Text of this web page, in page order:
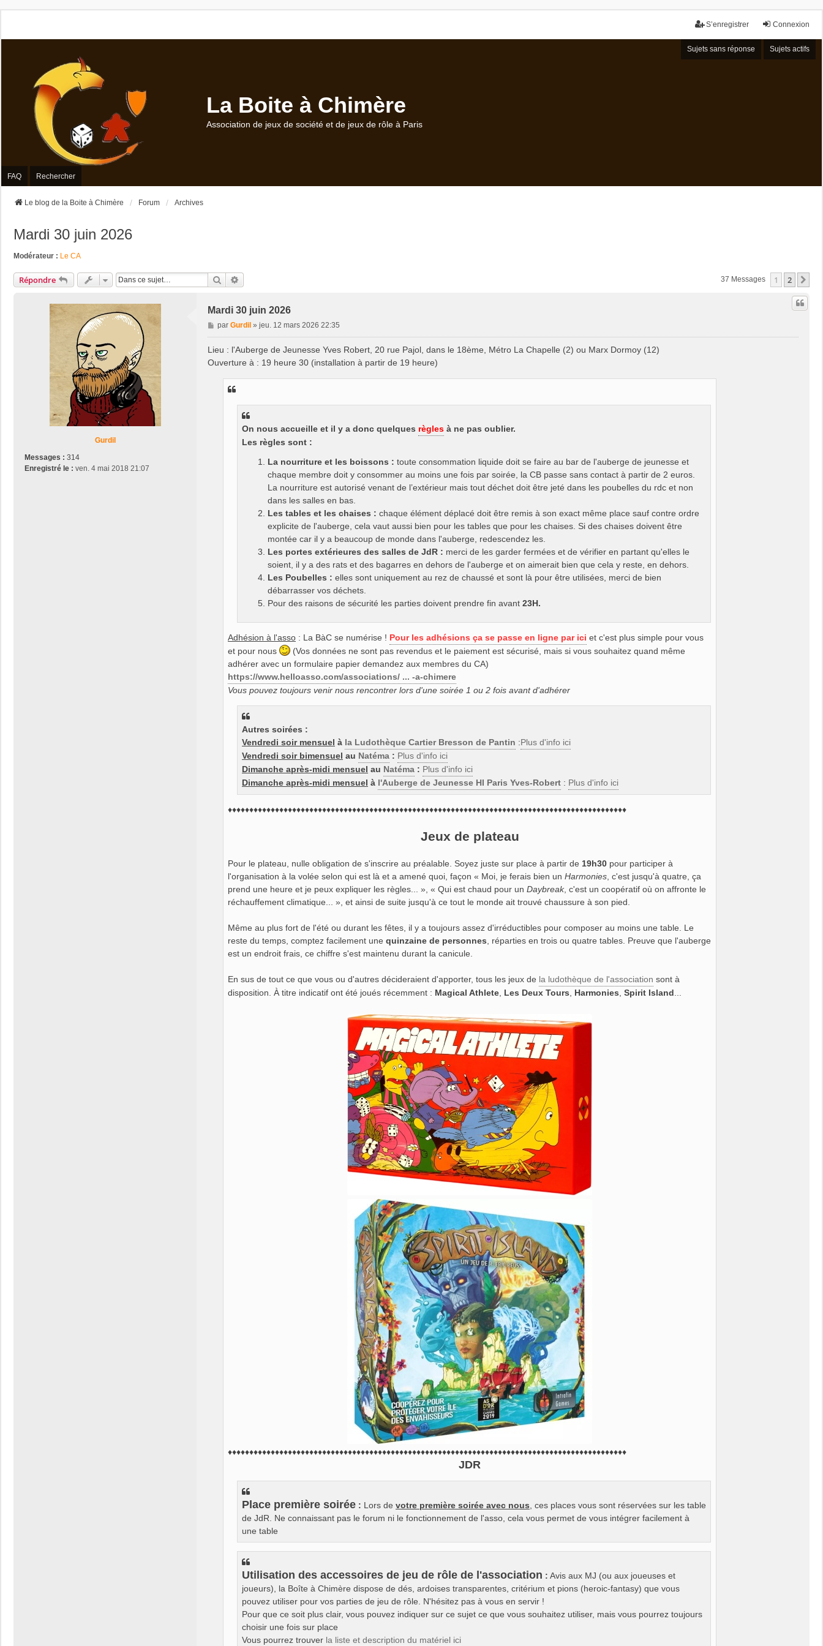
Connexion
S’enregistrer
Sujets sans réponse Sujets actifs
La Boite à Chimère
Association de jeux de société et de jeux de rôle à Paris
FAQ Rechercher
Le blog de la Boite à Chimère Forum Archives
Mardi 30 juin 2026
Modérateur : Le CA
Répondre Rechercher 37 Messages 1 2
Gurdil
Messages : 314
Enregistré le : ven. 4 mai 2018 21:07
Mardi 30 juin 2026
M
e
a
par Gurdil» jeu. 12 mars 2026 22:35
Lieu : l'Auberge de Jeunesse Yves Robert, 20 rue Pajol, dans le 18ème, Métro La Chapelle (2) ou Marx Dormoy (12)
Ouverture à : 19 heure 30 (installation à partir de 19 heure)
On nous accueille et il y a donc quelques règles à ne pas oublier.
Les règles sont :
La nourriture et les boissons : toute consommation liquide doit se faire au bar de l'auberge de jeunesse et
chaque membre doit y consommer au moins une fois par soirée, la CB passe sans contact à partir de 2 euros.
La nourriture est autorisé venant de l’extérieur mais tout déchet doit être jeté dans les poubelles du rdc et non
dans les salles en bas.
Les tables et les chaises : chaque élément déplacé doit être remis à son exact même place sauf contre ordre
explicite de l'auberge, cela vaut aussi bien pour les tables que pour les chaises. Si des chaises doivent être
montée car il y a beaucoup de monde dans l'auberge, redescendez les.
Les portes extérieures des salles de JdR : merci de les garder fermées et de vérifier en partant qu'elles le
soient, il y a des rats et des bagarres en dehors de l'auberge et on aimerait bien que cela y reste, en dehors.
Les Poubelles : elles sont uniquement au rez de chaussé et sont là pour être utilisées, merci de bien
débarrasser vos déchets.
Pour des raisons de sécurité les parties doivent prendre fin avant 23H.
Adhésion à l'asso : La BàC se numérise ! Pour les adhésions ça se passe en ligne par ici et c'est plus simple pour vous
et pour nous
(Vos données ne sont pas revendus et le paiement est sécurisé, mais si vous souhaitez quand même
adhérer avec un formulaire papier demandez aux membres du CA)
https://www.helloasso.com/associations/ ... -a-chimere
Vous pouvez toujours venir nous rencontrer lors d'une soirée 1 ou 2 fois avant d'adhérer
Autres soirées :
Vendredi soir mensuel à la Ludothèque Cartier Bresson de Pantin :Plus d'info ici
Vendredi soir bimensuel au Natéma : Plus d'info ici
Dimanche après-midi mensuel au Natéma : Plus d'info ici
Dimanche après-midi mensuel à l'Auberge de Jeunesse HI Paris Yves-Robert : Plus d'info ici
♦♦♦♦♦♦♦♦♦♦♦♦♦♦♦♦♦♦♦♦♦♦♦♦♦♦♦♦♦♦♦♦♦♦♦♦♦♦♦♦♦♦♦♦♦♦♦♦♦♦♦♦♦♦♦♦♦♦♦♦♦♦♦♦♦♦♦♦♦♦♦♦♦♦♦♦♦♦♦♦♦♦♦♦♦♦♦♦♦♦♦♦♦
Jeux de plateau
Pour le plateau, nulle obligation de s'inscrire au préalable. Soyez juste sur place à partir de 19h30 pour participer à
l'organisation à la volée selon qui est là et a amené quoi, façon « Moi, je ferais bien un Harmonies , c'est jusqu'à quatre, ça
prend une heure et je peux expliquer les règles... », « Qui est chaud pour un Daybreak, c'est un coopératif où on affronte le
réchauffement climatique... », et ainsi de suite jusqu'à ce tout le monde ait trouvé chaussure à son pied.
Même au plus fort de l'été ou durant les fêtes, il y a toujours assez d'irréductibles pour composer au moins une table. Le
reste du temps, comptez facilement une quinzaine de personnes , réparties en trois ou quatre tables. Preuve que l'auberge
est un endroit frais, ce chiffre s'est maintenu durant la canicule.
En sus de tout ce que vous ou d'autres décideraient d'apporter, tous les jeux de la ludothèque de l'association sont à
disposition. À titre indicatif ont été joués récemment : Magical Athlete Les Deux Tours Harmonies Spirit Island
♦♦♦♦♦♦♦♦♦♦♦♦♦♦♦♦♦♦♦♦♦♦♦♦♦♦♦♦♦♦♦♦♦♦♦♦♦♦♦♦♦♦♦♦♦♦♦♦♦♦♦♦♦♦♦♦♦♦♦♦♦♦♦♦♦♦♦♦♦♦♦♦♦♦♦♦♦♦♦♦♦♦♦♦♦♦♦♦♦♦♦♦♦
JDR
Place première soirée : Lors de votre première soirée avec nous , ces places vous sont réservées sur les table
de JdR. Ne connaissant pas le forum ni le fonctionnement de l'asso, cela vous permet de vous intégrer facilement à
une table
Utilisation des accessoires de jeu de rôle de l'association : Avis aux MJ (ou aux joueuses et
joueurs), la Boîte à Chimère dispose de dés, ardoises transparentes, critérium et pions (heroic-fantasy) que vous
pouvez utiliser pour vos parties de jeu de rôle. N'hésitez pas à vous en servir !
Pour que ce soit plus clair, vous pouvez indiquer sur ce sujet ce que vous souhaitez utiliser, mais vous pourrez toujours
choisir une fois sur place
Vous pourrez trouver la liste et description du matériel ici